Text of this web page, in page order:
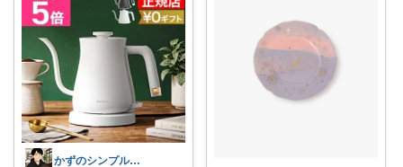
かずのシンプル生活｜一生モノに出会う場所